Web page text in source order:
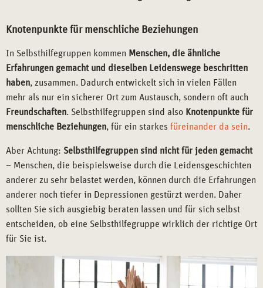
Knotenpunkte für menschliche Beziehungen
In Selbsthilfegruppen kommen Menschen, die ähnliche
Erfahrungen gemacht und dieselben Leidenswege beschritten
haben, zusammen. Dadurch entwickelt sich in vielen Fällen
mehr als nur ein sicherer Ort zum Austausch, sondern oft auch
Freundschaften. Selbsthilfegruppen sind also Knotenpunkte für
menschliche Beziehungen, für ein starkes füreinander da sein.
Aber Achtung: Selbsthilfegruppen sind nicht für jeden gemacht
– Menschen, die beispielsweise durch die Leidensgeschichten
anderer zu sehr belastet werden, können durch die Erfahrungen
anderer noch tiefer in Depressionen gestürzt werden. Daher
sollten Sie sich ausgiebig beraten lassen und für sich selbst
entscheiden, ob eine Selbsthilfegruppe wirklich der richtige Ort
für Sie ist.